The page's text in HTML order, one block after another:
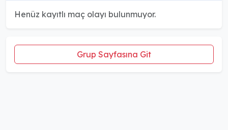
Henüz kayıtlı maç olayı bulunmuyor.
Grup Sayfasına Git